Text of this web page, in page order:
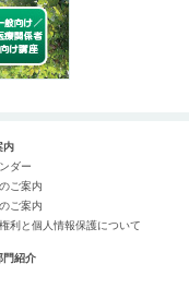
内
ダー
ご案内
ご案内
利と個人情報保護について
門紹介